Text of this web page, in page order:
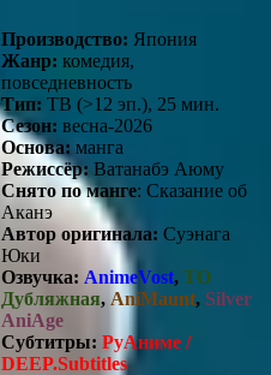
Производство: Япония
Жанр: комедия,
повседневность
Тип: ТВ (>12 эп.), 25 мин.
Сезон: весна-2026
Основа: манга
Режиссёр: Ватанабэ Аюму
Снято по манге: Сказание об
Аканэ
Автор оригинала: Суэнага
Юки
Озвучка: AnimeVost, ТО
Дубляжная, AniMaunt, Silver
AniAge
Субтитры: РуАниме /
DEEP.Subtitles